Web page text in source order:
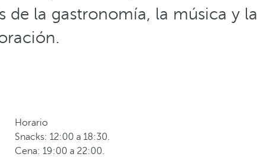
de la gastronomía, la música y la
Horario
Snacks: 12:00 a 18:30.
Cena: 19:00 a 22:00.